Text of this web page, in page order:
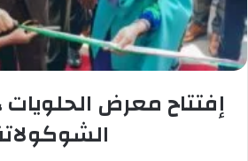
إفتتاح معرض